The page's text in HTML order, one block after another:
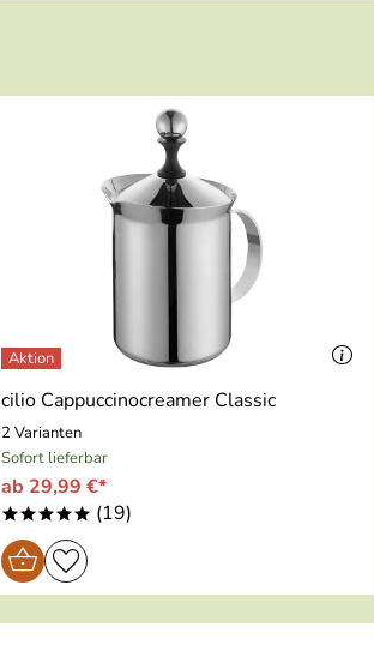
cilio Cappuccinocreamer Classic
2 Varianten
Sofort lieferbar
ab 29,99 €*
***** (19)